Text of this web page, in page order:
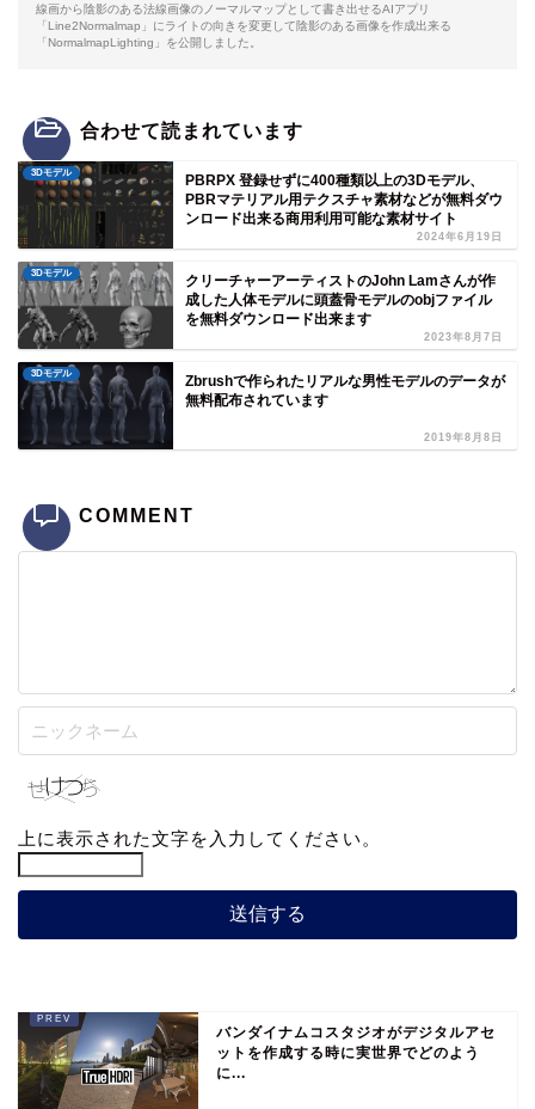
線画から陰影のある法線画像のノーマルマップとして書き出せるAIアプリ
「Line2Normalmap」にライトの向きを変更して陰影のある画像を作成出来る
「NormalmapLighting」を公開しました。
合わせて読まれています
3Dモデル
PBRPX 登録せずに400種類以上の3Dモデル、
PBRマテリアル用テクスチャ素材などが無料ダウ
ンロード出来る商用利用可能な素材サイト
2024年6月19日
3Dモデル
クリーチャーアーティストのJohn Lamさんが作
成した人体モデルに頭蓋骨モデルのobjファイル
を無料ダウンロード出来ます
2023年8月7日
3Dモデル
Zbrushで作られたリアルな男性モデルのデータが
無料配布されています
2019年8月8日
COMMENT
上に表示された文字を入力してください。
バンダイナムコスタジオがデジタルアセ
ットを作成する時に実世界でどのよう
に...